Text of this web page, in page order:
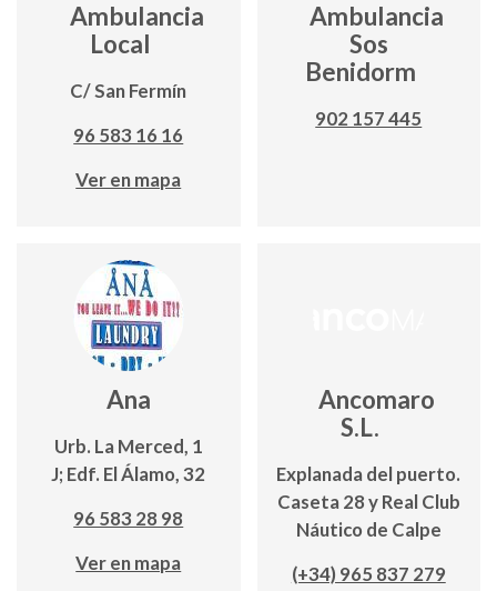
Ambulancia
Local
C/ San Fermín
96 583 16 16
Ver en mapa
Ambulancia
Sos
Benidorm
902 157 445
Ana
Urb. La Merced, 1
J; Edf. El Álamo, 32
96 583 28 98
Ver en mapa
Ancomaro
S.L.
Explanada del puerto.
Caseta 28 y Real Club
Náutico de Calpe
(+34) 965 837 279